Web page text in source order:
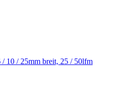
/ 10 / 25mm breit, 25 / 50lfm